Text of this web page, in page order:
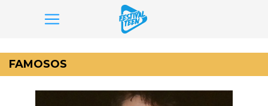
para
o
conteúdo
FAMOSOS